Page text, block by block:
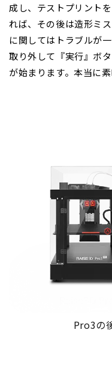
成し、テストプリント
れば、その後は造形ミ
に関してはトラブルが
取り外して『実行』ボ
が始まります。本当に
Pro3の